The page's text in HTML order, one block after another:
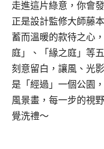
走進這片綠意，你會
正是設計監修大師藤
蓄而溫暖的款待之心
庭」、「緣之庭」等
刻意留白，讓風、光
是「經過」一個公園
風景畫，每一步的視
覺洗禮～